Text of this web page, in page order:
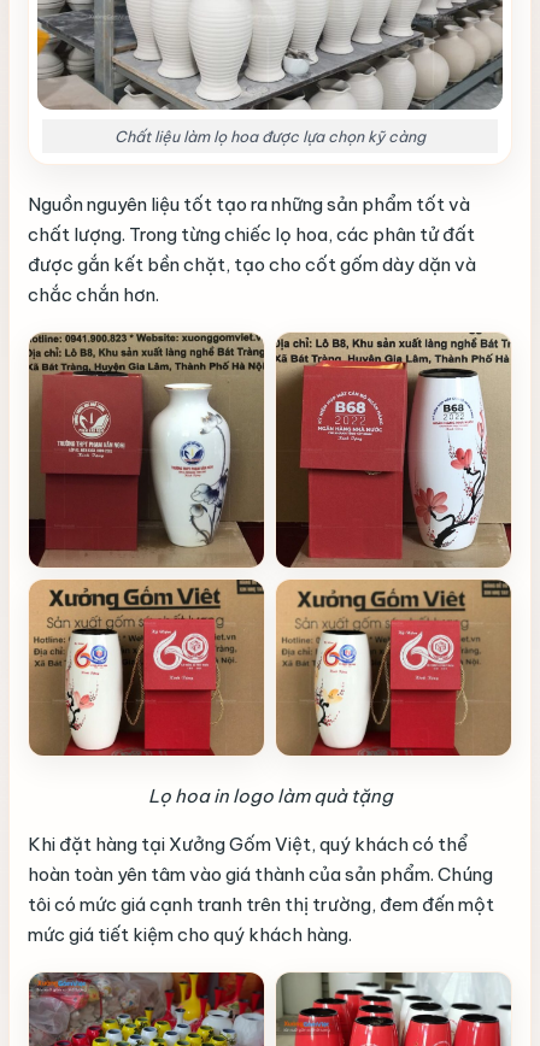
Chất liệu làm lọ hoa được lựa chọn kỹ càng
Nguồn nguyên liệu tốt tạo ra những sản phẩm tốt và
chất lượng. Trong từng chiếc lọ hoa, các phân tử đất
được gắn kết bền chặt, tạo cho cốt gốm dày dặn và
chắc chắn hơn.
Lọ hoa in logo làm quà tặng
Khi đặt hàng tại Xưởng Gốm Việt, quý khách có thể
hoàn toàn yên tâm vào giá thành của sản phẩm. Chúng
tôi có mức giá cạnh tranh trên thị trường, đem đến một
mức giá tiết kiệm cho quý khách hàng.